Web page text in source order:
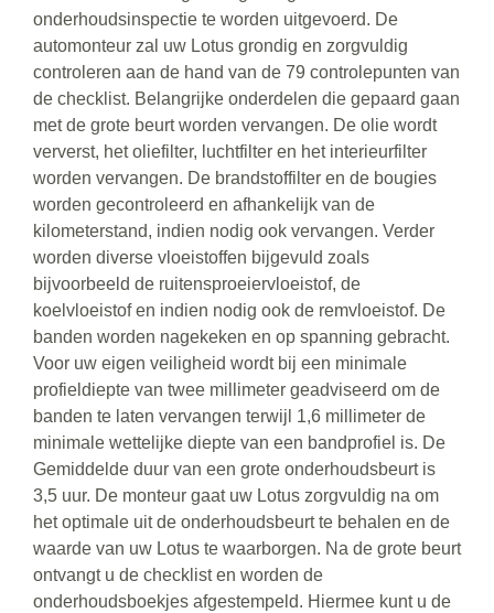
onderhoudsinspectie te worden uitgevoerd. De
automonteur zal uw Lotus grondig en zorgvuldig
controleren aan de hand van de 79 controlepunten van
de checklist. Belangrijke onderdelen die gepaard gaan
met de grote beurt worden vervangen. De olie wordt
ververst, het oliefilter, luchtfilter en het interieurfilter
worden vervangen. De brandstoffilter en de bougies
worden gecontroleerd en afhankelijk van de
kilometerstand, indien nodig ook vervangen. Verder
worden diverse vloeistoffen bijgevuld zoals
bijvoorbeeld de ruitensproeiervloeistof, de
koelvloeistof en indien nodig ook de remvloeistof. De
banden worden nagekeken en op spanning gebracht.
Voor uw eigen veiligheid wordt bij een minimale
profieldiepte van twee millimeter geadviseerd om de
banden te laten vervangen terwijl 1,6 millimeter de
minimale wettelijke diepte van een bandprofiel is. De
Gemiddelde duur van een grote onderhoudsbeurt is
3,5 uur. De monteur gaat uw Lotus zorgvuldig na om
het optimale uit de onderhoudsbeurt te behalen en de
waarde van uw Lotus te waarborgen. Na de grote beurt
ontvangt u de checklist en worden de
onderhoudsboekjes afgestempeld. Hiermee kunt u de